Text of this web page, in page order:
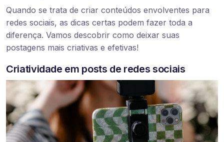
Quando se trata de criar conteúdos envolventes para
redes sociais, as dicas certas podem fazer toda a
diferença. Vamos descobrir como deixar suas
postagens mais criativas e efetivas!
Criatividade em posts de redes sociais